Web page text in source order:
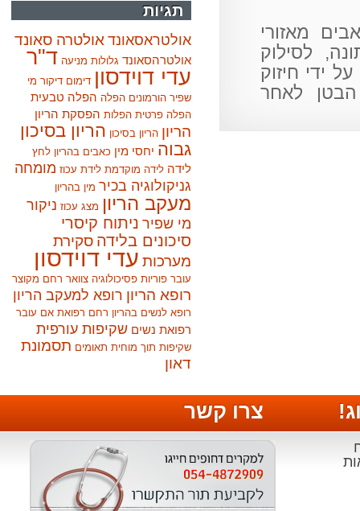
תגיות
אולטראסאונד אולטרה סאונד
אולטרהסאונד גלולות מניעה ד"ר
עדי דוידסון דימום דיקור מי
שפיר הורמונים הפלה הפלה טבעית
הפלה פרטית הפלות הפסקת הריון
הריון הריון בסיכון הריון בסיכון
גבוה יחסי מין כאבים בהריון לחץ
לידה לידה מוקדמת לידת עכוז מומחה
גניקולוגיה בכיר מין בהריון
מעקב הריון מצג עכוז ניקור
מי שפיר ניתוח קיסרי
סיכונים בלידהסקירת
מערכותעדי דוידסון
עובר פוריות פסיכולוגיה צוואר רחם מקוצר
רופא הריון רופא למעקב הריון
רופא לנשים בהריון רחם רפואת אם עובר
רפואת נשים שקיפות עורפית
שקיפות תוך מוחית תאומים תסמונת
דאון
מאזורי
לסילוק
חיזוק
לאחר
צרו קשר